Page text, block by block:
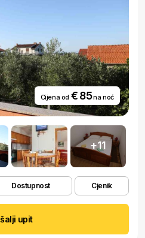
u čistom zraku, moru, miru i
i vožnja biciklima, a plaža
na pijesku i puno zabave za Vaše
mlađeg uzrasta, provest ćete
za sigurnost Vašeg djeteta jer je
za igru, smještena blizu
hladovinom tako da se na plaži može
na osjetljivost Vaše kože.
srednje
Cijena od € 85na noć
+11
Dostupnost Cjenik
upit